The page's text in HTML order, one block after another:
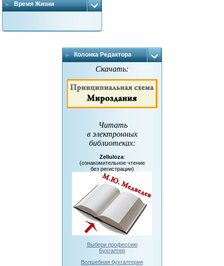
Время Жизни
Колонка Редактора
Скачать:
Читать
в электронных
библиотеках:
Zelluloza:
(ознакомительное чтение
без регистрации)
Выбери профессию
Бухгалтер
Волшебная бухгалтерия